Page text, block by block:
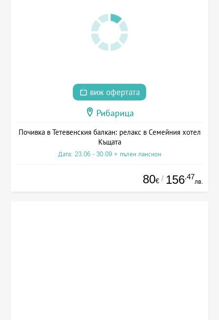
виж офертата
Рибарица
Почивка в Тетевенския балкан: релакс в Семейния хотел
Къщата
Дата: 23.06 - 30.09 + пълен пансион
80€ / 156.47
лв.